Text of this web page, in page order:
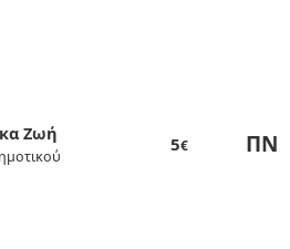
Ζωή
5€ ΠΝ